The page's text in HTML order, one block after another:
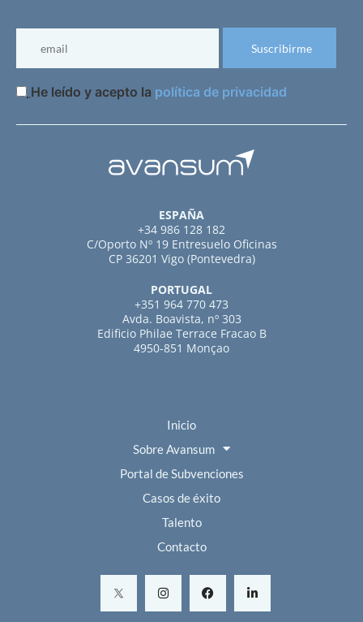
ESPAÑA
+34 986 128 182
C/Oporto Nº 19 Entresuelo Oficinas
CP 36201 Vigo (Pontevedra)
PORTUGAL
+351 964 770 473
Avda. Boavista, nº 303
Edificio Philae Terrace Fracao B
4950-851 Monçao
Inicio
Sobre Avansum
Portal de Subvenciones
Casos de éxito
Talento
Contacto
He leído y acepto la política de privacidad